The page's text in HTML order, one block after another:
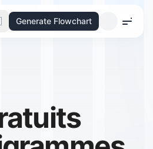
Generate Flowchart
Menu